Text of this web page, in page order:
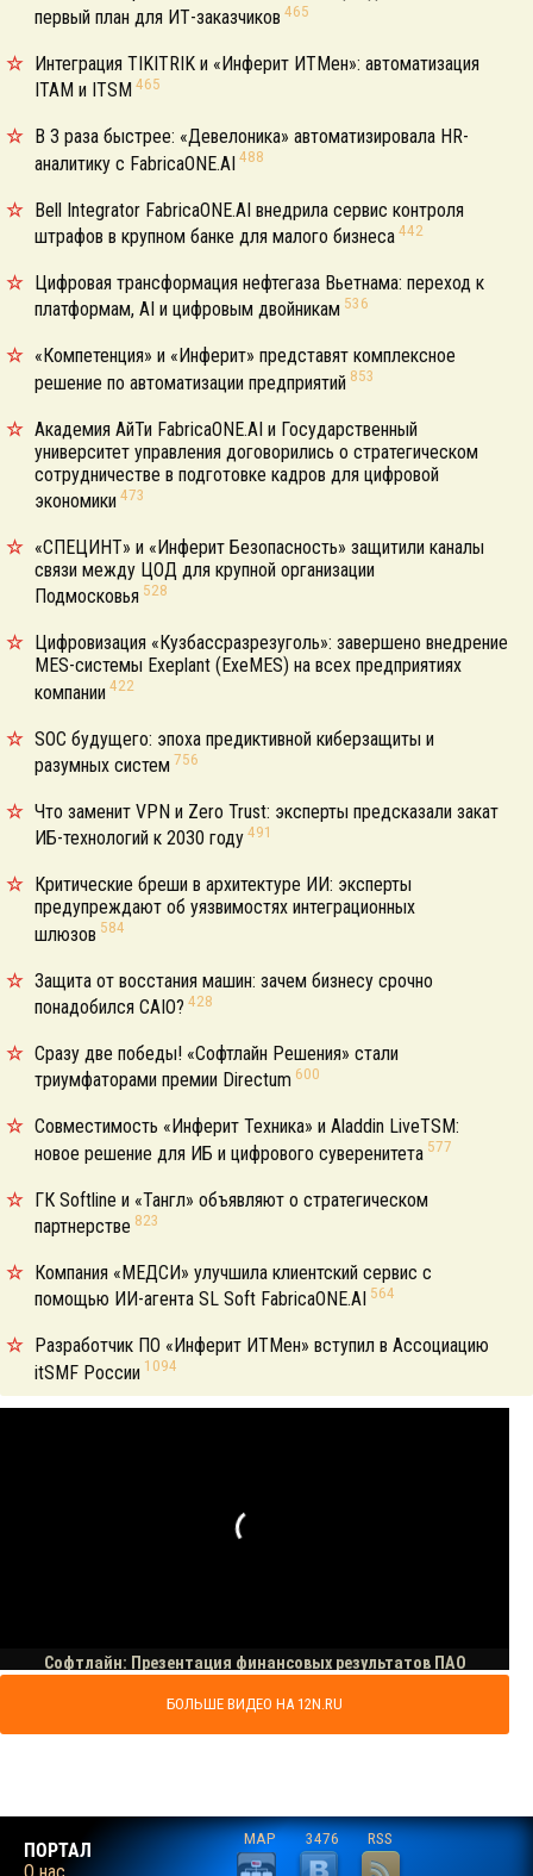
первый план для ИТ-заказчиков 465
Интеграция TIKITRIK и «Инферит ИТМен»: автоматизация
ITAM и ITSM 465
В 3 раза быстрее: «Девелоника» автоматизировала HR-
аналитику с FabricaONE.AI 488
Bell Integrator FabricaONE.AI внедрила сервис контроля
штрафов в крупном банке для малого бизнеса 442
Цифровая трансформация нефтегаза Вьетнама: переход к
платформам, AI и цифровым двойникам 536
«Компетенция» и «Инферит» представят комплексное
решение по автоматизации предприятий 853
Академия АйТи FabricaONE.AI и Государственный
университет управления договорились о стратегическом
сотрудничестве в подготовке кадров для цифровой
экономики 473
«СПЕЦИНТ» и «Инферит Безопасность» защитили каналы
связи между ЦОД для крупной организации
Подмосковья 528
Цифровизация «Кузбассразрезуголь»: завершено внедрение
MES-системы Exeplant (ExeMES) на всех предприятиях
компании 422
SOC будущего: эпоха предиктивной киберзащиты и
разумных систем 756
Что заменит VPN и Zero Trust: эксперты предсказали закат
ИБ-технологий к 2030 году 491
Критические бреши в архитектуре ИИ: эксперты
предупреждают об уязвимостях интеграционных
шлюзов 584
Защита от восстания машин: зачем бизнесу срочно
понадобился CAIO? 428
Сразу две победы! «Софтлайн Решения» стали
триумфаторами премии Directum 600
Совместимость «Инферит Техника» и Aladdin LiveTSM:
новое решение для ИБ и цифрового суверенитета 577
ГК Softline и «Тангл» объявляют о стратегическом
партнерстве 823
Компания «МЕДСИ» улучшила клиентский сервис с
помощью ИИ-агента SL Soft FabricaONE.AI 564
Разработчик ПО «Инферит ИТМен» вступил в Ассоциацию
itSMF России 1094
БОЛЬШЕ ВИДЕО НА 12N.RU
ПОРТАЛ
О нас
MAP 3476 RSS